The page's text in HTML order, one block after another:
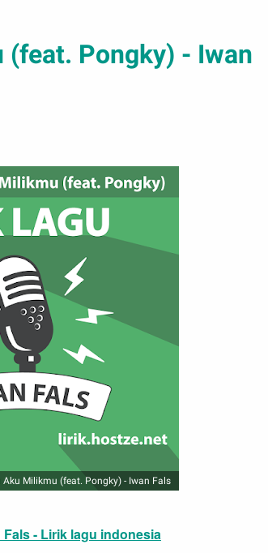
Pongky) - Iwan
Aku Milikmu (feat. Pongky) - Iwan Fals
- Lirik lagu indonesia